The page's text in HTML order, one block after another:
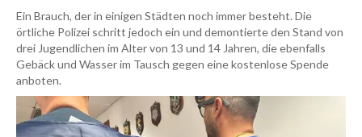
Ein Brauch, der in einigen Städten noch immer besteht. Die
örtliche Polizei schritt jedoch ein und demontierte den Stand von
drei Jugendlichen im Alter von 13 und 14 Jahren, die ebenfalls
Gebäck und Wasser im Tausch gegen eine kostenlose Spende
anboten.